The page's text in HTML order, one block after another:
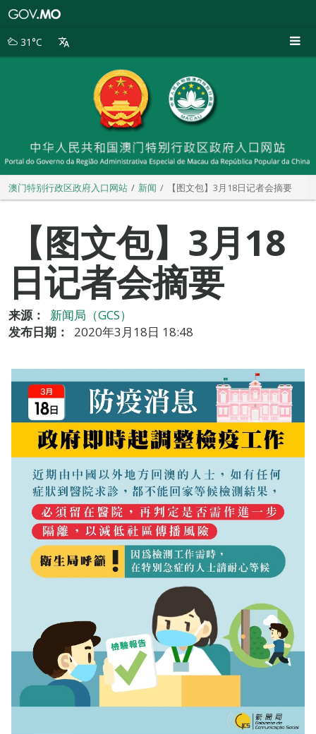
别
31°C
澳门特别行政区政府入口网站 新闻 【图文包】3月18日记者会摘要
【图文包】3月18
日记者会摘要
来源：
新闻局（GCS）
发布日期：
2020年3月18日 18:48